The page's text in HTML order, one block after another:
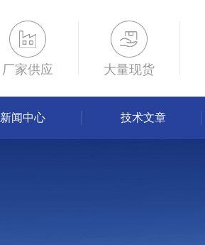
厂家供应 大量现货
新闻中心 技术文章